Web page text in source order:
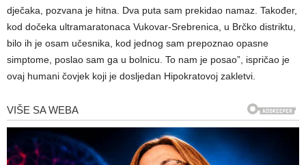
dječaka, pozvana je hitna. Dva puta sam prekidao namaz. Također,
kod dočeka ultramaratonaca Vukovar-Srebrenica, u Brčko distriktu,
bilo ih je osam učesnika, kod jednog sam prepoznao opasne
simptome, poslao sam ga u bolnicu. To nam je posao”, ispričao je
ovaj humani čovjek koji je dosljedan Hipokratovoj zakletvi.